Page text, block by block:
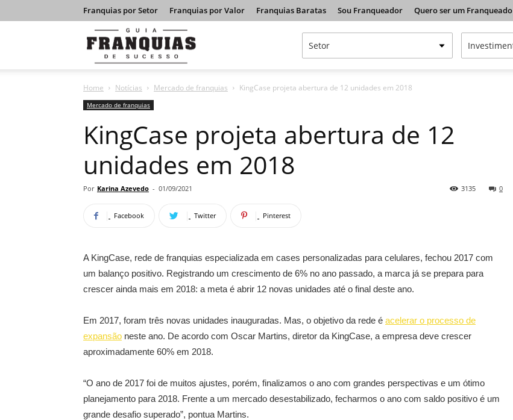
Franquias por Setor Franquias por Valor Franquias Baratas Sou Franqueador Quero ser um Franqueado
Franquias
de
Home Notícias Mercado de franquias KingCase projeta abertura de 12 unidades em 2018
Mercado de franquias
KingCase projeta abertura de 12
unidades em 2018
Por Karina Azevedo - 01/09/2021 0
3135
Facebook Twitter Pinterest
A KingCase, rede de franquias especializada em cases personalizadas para celulares, fechou 2017 com
um balanço positivo. Registrando um crescimento de 6% no ano passado, a marca já se prepara para
crescer ainda mais em 2018: a meta é abrir 12 novas unidades até o final deste ano.
Em 2017, foram três novas unidades inauguradas. Mas, o objetivo da rede é acelerar o processo de
expansão neste ano. De acordo com Oscar Martins, diretor da KingCase, a empresa deve crescer
aproximadamente 60% em 2018.
“O ano de 2017 foi de muitos ajustes, porém, finalizamos o ano com grandes perspectivas e um ótimo
planejamento para 2018. Frente a um mercado desestabilizado, fecharmos o ano com saldo positivo é um
grande desafio superado”, pontua Martins.